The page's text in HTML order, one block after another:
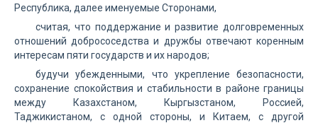
Республика, далее именуемые Сторонами,
считая, что поддержание и развитие долговременных
отношений добрососедства и дружбы отвечают коренным
интересам пяти государств и их народов;
будучи убежденными, что укрепление безопасности,
сохранение спокойствия и стабильности в районе границы
между Казахстаном, Кыргызстаном, Россией,
Таджикистаном, с одной стороны, и Китаем, с другой